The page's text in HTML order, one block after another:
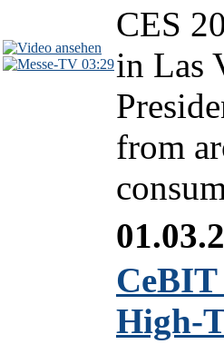
03:29
CES
in Las
from
High-